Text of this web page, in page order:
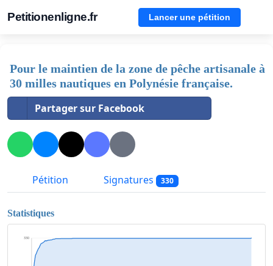
Petitionenligne.fr Lancer une pétition
Pour le maintien de la zone de pêche artisanale à
30 milles nautiques en Polynésie française.
Partager sur Facebook
Pétition Signatures 330
Statistiques
330